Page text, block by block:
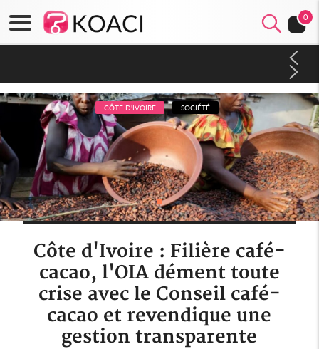
0
CÔTE D'IVOIRE SOCIÉTÉ
Côte d'Ivoire : Filière café-
cacao, l'OIA dément toute
crise avec le Conseil café-
cacao et revendique une
gestion transparente